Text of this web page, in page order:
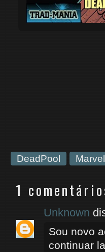
DeadPool Marvel
1
Unknown
Sou novo
continuar